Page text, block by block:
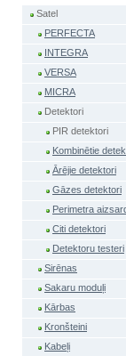
Satel
PERFECTA
INTEGRA
VERSA
MICRA
Detektori
PIR detektori
Kombinētie
Ārējie detektori
Gāzes detektori
Perimetra
Citi detektori
Detektoru testeri
Sirēnas
Sakaru moduļi
Kārbas
Kronšteini
Kabeļi